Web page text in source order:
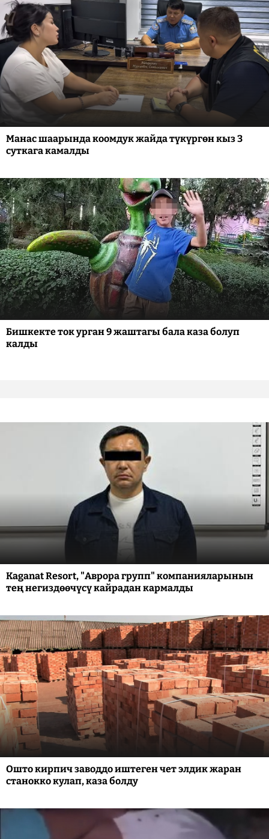
Манас шаарында коомдук жайда түкүргөн кыз 3
суткага камалды
Бишкекте ток урган 9 жаштагы бала каза болуп
калды
Kaganat Resort, "Аврора групп" компанияларынын
тең негиздөөчүсү кайрадан кармалды
Ошто кирпич заводдо иштеген чет элдик жаран
станокко кулап, каза болду